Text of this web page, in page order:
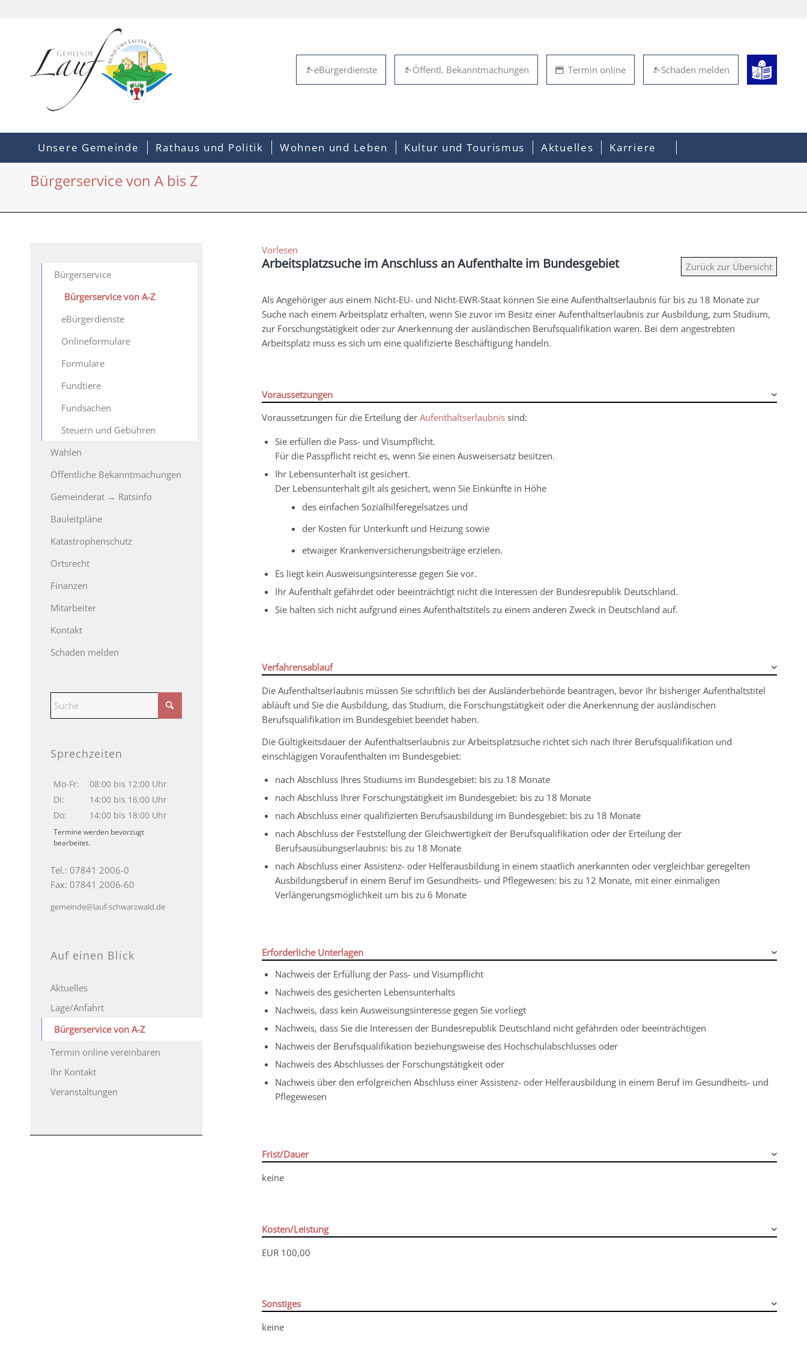
Schaden melden
Termin online
Öffentl. Bekanntmachungen
eBürgerdienste
Unsere Gemeinde Rathaus und Politik Wohnen und Leben Kultur und Tourismus Aktuelles Karriere
Bürgerservice von A bis Z
Vorlesen
Arbeitsplatzsuche im Anschluss an Aufenthalte im Bundesgebiet Zurück zur Übersicht
Als Angehöriger aus einem Nicht-EU- und Nicht-EWR-Staat können Sie eine Aufenthaltserlaubnis für bis zu 18 Monate zur
Suche nach einem Arbeitsplatz erhalten, wenn Sie zuvor im Besitz einer Aufenthaltserlaubnis zur Ausbildung, zum Studium,
zur Forschungstätigkeit oder zur Anerkennung der ausländischen Berufsqualifikation waren. Bei dem angestrebten
Arbeitsplatz muss es sich um eine qualifizierte Beschäftigung handeln.
Voraussetzungen
Voraussetzungen für die Erteilung der Aufenthaltserlaubnissind:
Sie erfüllen die Pass- und Visumpflicht.
Für die Passpflicht reicht es, wenn Sie einen Ausweisersatz besitzen.
Ihr Lebensunterhalt ist gesichert.
Der Lebensunterhalt gilt als gesichert, wenn Sie Einkünfte in Höhe
des einfachen Sozialhilferegelsatzes und
der Kosten für Unterkunft und Heizung sowie
etwaiger Krankenversicherungsbeiträge erzielen.
Es liegt kein Ausweisungsinteresse gegen Sie vor.
Ihr Aufenthalt gefährdet oder beeinträchtigt nicht die Interessen der Bundesrepublik Deutschland.
Sie halten sich nicht aufgrund eines Aufenthaltstitels zu einem anderen Zweck in Deutschland auf.
Verfahrensablauf
Die Aufenthaltserlaubnis müssen Sie schriftlich bei der Ausländerbehörde beantragen, bevor Ihr bisheriger Aufenthaltstitel
abläuft und Sie die Ausbildung, das Studium, die Forschungstätigkeit oder die Anerkennung der ausländischen
Berufsqualifikation im Bundesgebiet beendet haben.
Die Gültigkeitsdauer der Aufenthaltserlaubnis zur Arbeitsplatzsuche richtet sich nach Ihrer Berufsqualifikation und
einschlägigen Voraufenthalten im Bundesgebiet:
nach Abschluss Ihres Studiums im Bundesgebiet: bis zu 18 Monate
nach Abschluss Ihrer Forschungstätigkeit im Bundesgebiet: bis zu 18 Monate
nach Abschluss einer qualifizierten Berufsausbildung im Bundesgebiet: bis zu 18 Monate
nach Abschluss der Feststellung der Gleichwertigkeit der Berufsqualifikation oder der Erteilung der
Berufsausübungserlaubnis: bis zu 18 Monate
nach Abschluss einer Assistenz- oder Helferausbildung in einem staatlich anerkannten oder vergleichbar geregelten
Ausbildungsberuf in einem Beruf im Gesundheits- und Pflegewesen: bis zu 12 Monate, mit einer einmaligen
Verlängerungsmöglichkeit um bis zu 6 Monate
Erforderliche Unterlagen
Nachweis der Erfüllung der Pass- und Visumpflicht
Nachweis des gesicherten Lebensunterhalts
Nachweis, dass kein Ausweisungsinteresse gegen Sie vorliegt
Nachweis, dass Sie die Interessen der Bundesrepublik Deutschland nicht gefährden oder beeinträchtigen
Nachweis der Berufsqualifikation beziehungsweise des Hochschulabschlusses oder
Nachweis des Abschlusses der Forschungstätigkeit oder
Nachweis über den erfolgreichen Abschluss einer Assistenz- oder Helferausbildung in einem Beruf im Gesundheits- und
Pflegewesen
Frist/Dauer
keine
Kosten/Leistung
EUR 100,00
Sonstiges
keine
Bürgerservice
Bürgerservice von A-Z
eBürgerdienste
Onlineformulare
Formulare
Fundtiere
Fundsachen
Steuern und Gebühren
Wahlen
Öffentliche Bekanntmachungen
Gemeinderat → Ratsinfo
Bauleitpläne
Katastrophenschutz
Ortsrecht
Finanzen
Mitarbeiter
Kontakt
Schaden melden
Sprechzeiten
Mo-Fr:
08:00 bis 12:00 Uhr
Di:
14:00 bis 16:00 Uhr
Do:
14:00 bis 18:00 Uhr
Termine werden bevorzugt
bearbeitet.
Tel.: 07841 2006-0
Fax: 07841 2006-60
gemeinde@lauf-schwarzwald.de
Auf einen Blick
Aktuelles
Lage/Anfahrt
Bürgerservice von A-Z
Termin online vereinbaren
Ihr Kontakt
Veranstaltungen